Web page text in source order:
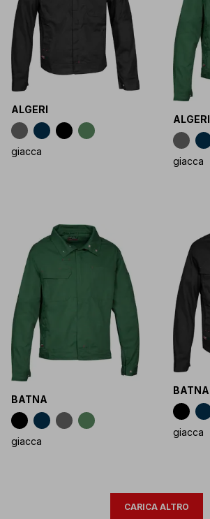
ALGERI
giacca
ALGERI
giacca
BATNA
giacca
BATNA
giacca
CARICA ALTRO